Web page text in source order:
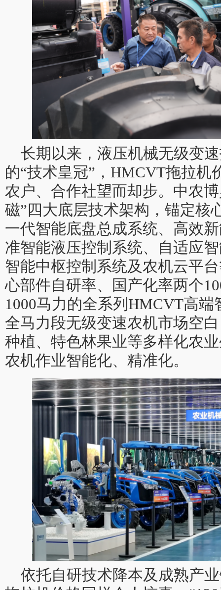
长期以来，液压机械无级变
的“技术皇冠”，HMCVT拖拉机
农户、合作社望而却步。中农
磁”四大底层技术架构，锚定核
一代智能底盘总成系统、高效
准智能液压控制系统、自适应
智能中枢控制系统及农机云平
心部件自研率、国产化率两个
1000马力的全系列HMCVT高
全马力段无级变速农机市场空
种植、特色林果业等多样化农
农机作业智能化、精准化。
依托自研技术降本及成熟产